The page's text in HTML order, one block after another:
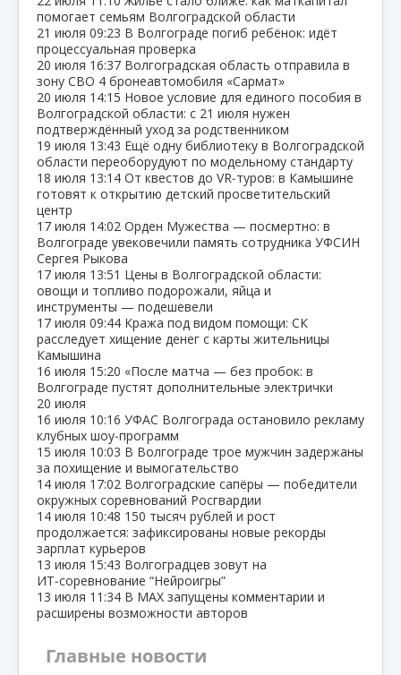
помогает семьям Волгоградской области
21 июля 09:23 В Волгограде погиб ребёнок: идёт
процессуальная проверка
20 июля 16:37 Волгоградская область отправила в
зону СВО 4 бронеавтомобиля «Сармат»
20 июля 14:15 Новое условие для единого пособия в
Волгоградской области: с 21 июля нужен
подтверждённый уход за родственником
19 июля 13:43 Ещё одну библиотеку в Волгоградской
области переоборудуют по модельному стандарту
18 июля 13:14 От квестов до VR‑туров: в Камышине
готовят к открытию детский просветительский
центр
17 июля 14:02 Орден Мужества — посмертно: в
Волгограде увековечили память сотрудника УФСИН
Сергея Рыкова
17 июля 13:51 Цены в Волгоградской области:
овощи и топливо подорожали, яйца и
инструменты — подешевели
17 июля 09:44 Кража под видом помощи: СК
расследует хищение денег с карты жительницы
Камышина
16 июля 15:20 «После матча — без пробок: в
Волгограде пустят дополнительные электрички
20 июля
16 июля 10:16 УФАС Волгограда остановило рекламу
клубных шоу‑программ
15 июля 10:03 В Волгограде трое мужчин задержаны
за похищение и вымогательство
14 июля 17:02 Волгоградские сапёры — победители
окружных соревнований Росгвардии
14 июля 10:48 150 тысяч рублей и рост
продолжается: зафиксированы новые рекорды
зарплат курьеров
13 июля 15:43 Волгоградцев зовут на
ИТ‑соревнование “Нейроигры”
13 июля 11:34 В МАХ запущены комментарии и
расширены возможности авторов
Главные новости